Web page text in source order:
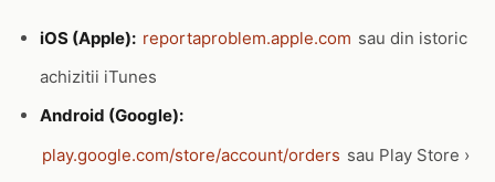
iOS (Apple): reportaproblem.apple.com sau din istoric
achizitii iTunes
Android (Google):
play.google.com/store/account/orders sau Play Store ›